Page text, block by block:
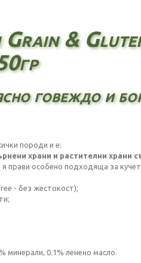
&
говеждо и
породи и е:
храни и растителни храни
прави особено подходяща за
- без жестокост);
минерали, 0.1% ленено масло.